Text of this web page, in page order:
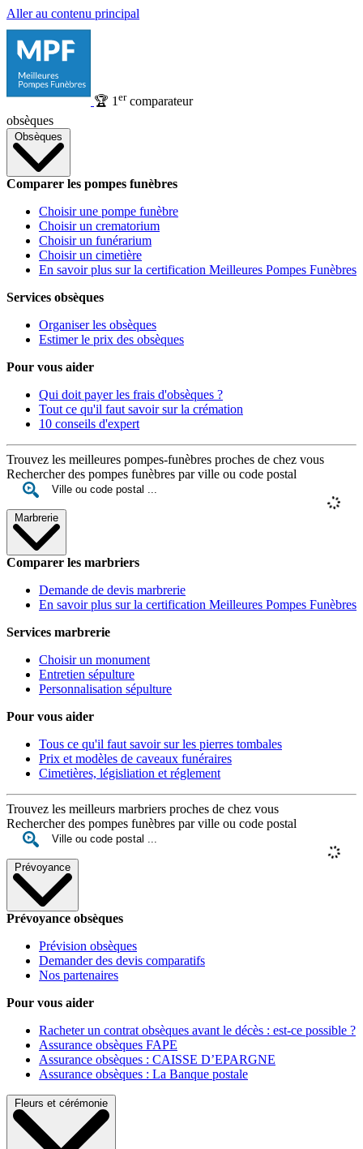
Aller au contenu principal
🏆 1 ercomparateur
obsèques
Obsèques
Comparer les pompes funèbres
Choisir une pompe funèbre
Choisir un crematorium
Choisir un funérarium
Choisir un cimetière
En savoir plus sur la certification Meilleures Pompes Funèbres
Services obsèques
Organiser les obsèques
Estimer le prix des obsèques
Pour vous aider
Qui doit payer les frais d'obsèques ?
Tout ce qu'il faut savoir sur la crémation
10 conseils d'expert
Trouvez les meilleures pompes-funèbres proches de chez vous
Rechercher des pompes funèbres par ville ou code postal
Marbrerie
Comparer les marbriers
Demande de devis marbrerie
En savoir plus sur la certification Meilleures Pompes Funèbres
Services marbrerie
Choisir un monument
Entretien sépulture
Personnalisation sépulture
Pour vous aider
Tous ce qu'il faut savoir sur les pierres tombales
Prix et modèles de caveaux funéraires
Cimetières, législiation et réglement
Trouvez les meilleurs marbriers proches de chez vous
Rechercher des pompes funèbres par ville ou code postal
Prévoyance
Prévoyance obsèques
Prévision obsèques
Demander des devis comparatifs
Nos partenaires
Pour vous aider
Racheter un contrat obsèques avant le décès : est-ce possible ?
Assurance obsèques FAPE
Assurance obsèques : CAISSE D’EPARGNE
Assurance obsèques : La Banque postale
Fleurs et cérémonie